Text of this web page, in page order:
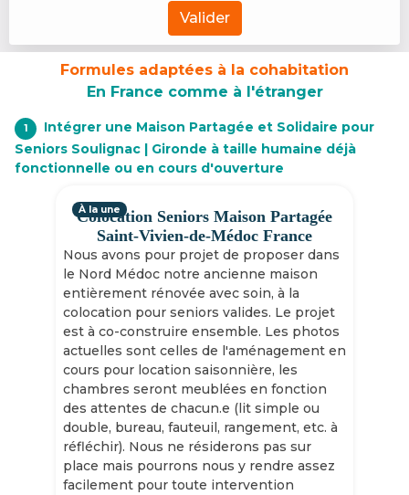
Valider
Formules adaptées à la cohabitation
En France comme à l'étranger
1
Intégrer une Maison Partagée et Solidaire pour
Seniors Soulignac | Gironde à taille humaine déjà
fonctionnelle ou en cours d'ouverture
Colocation Seniors Maison Partagée
Saint-Vivien-de-Médoc France
Nous avons pour projet de proposer dans
le Nord Médoc notre ancienne maison
entièrement rénovée avec soin, à la
colocation pour seniors valides. Le projet
est à co-construire ensemble. Les photos
actuelles sont celles de l'aménagement en
cours pour location saisonnière, les
chambres seront meublées en fonction
des attentes de chacun.e (lit simple ou
double, bureau, fauteuil, rangement, etc. à
réfléchir). Nous ne résiderons pas sur
place mais pourrons nous y rendre assez
facilement pour toute intervention
À la une